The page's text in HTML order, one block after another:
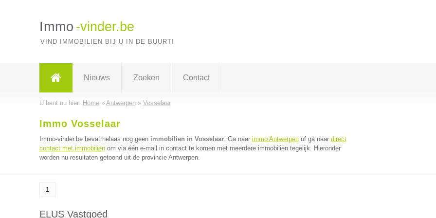
Immo -vinder.be
VIND IMMOBILIEN BIJ U IN DE BUURT!
Nieuws Zoeken Contact
U bent nu hier: Home» Antwerpen» Vosselaar
Immo Vosselaar
Immo-vinder.be bevat helaas nog geen immobilien in Vosselaar. Ga naar immo Antwerpenof ga naar direct
contact met immobilienom via één e-mail in contact te komen met meerdere immobilien tegelijk. Hieronder
worden nu resultaten getoond uit de provincie Antwerpen.
1
ELUS Vastgoed